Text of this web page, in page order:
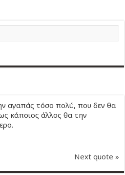
αγαπάς τόσο πολύ, που δεν θα
κάποιος άλλος θα την
Next quote »